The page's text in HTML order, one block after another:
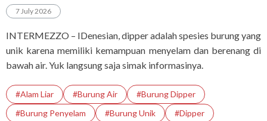
7 July 2026
INTERMEZZO – IDenesian, dipper adalah spesies burung yang
unik karena memiliki kemampuan menyelam dan berenang di
bawah air. Yuk langsung saja simak informasinya.
#Alam Liar #Burung Air
#Burung Dipper
#Burung Penyelam
#Burung Unik
#Dipper